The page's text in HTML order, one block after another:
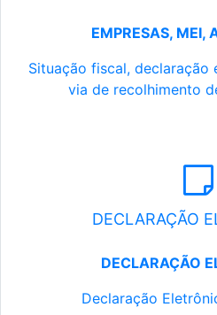
EMPRESAS, MEI,
Situação fiscal, declaração
via de recolhimento
DECLARAÇÃO
DECLARAÇÃO
Declaração